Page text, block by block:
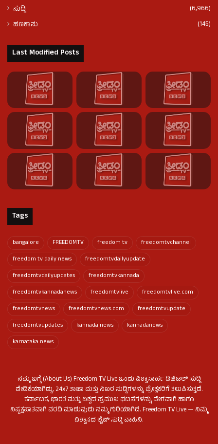
ಸುದ್ದಿ
(6,966)
ಹಣಕಾಸು
(145)
Last Modified Posts
Tags
bangalore FREEDOMTV freedom tv
freedomtvchannel
freedom tv daily news
freedomtvdailyupdate
freedomtvdailyupdates
freedomtvkannada
freedomtvkannadanews
freedomtvlive
freedomtvlive.com
freedomtvnews
freedomtvnews.com
freedomtvupdate
freedomtvupdates
kannada news
kannadanews
karnataka news
ನಮ್ಮ ಬಗ್ಗೆ (About Us) Freedom TV Live ಒಂದು ವಿಶ್ವಾಸಾರ್ಹ ಡಿಜಿಟಲ್ ಸುದ್ದಿ
ವೇದಿಕೆಯಾಗಿದ್ದು, 24x7 ತಾಜಾ ಮತ್ತು ನಿಖರ ಸುದ್ದಿಗಳನ್ನು ಪ್ರೇಕ್ಷಕರಿಗೆ ತಲುಪಿಸುತ್ತದೆ.
ಕರ್ನಾಟಕ, ಭಾರತ ಮತ್ತು ವಿಶ್ವದ ಪ್ರಮುಖ ಘಟನೆಗಳನ್ನು ವೇಗವಾಗಿ ಹಾಗೂ
ನಿಷ್ಪಕ್ಷಪಾತವಾಗಿ ವರದಿ ಮಾಡುವುದು ನಮ್ಮ ಗುರಿಯಾಗಿದೆ. Freedom TV Live — ನಿಮ್ಮ
ವಿಶ್ವಾಸದ ಲೈವ್ ಸುದ್ದಿ ವಾಹಿನಿ.